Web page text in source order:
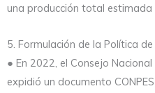
una producción total estimada
5. Formulación de la Política
● En 2022, el Consejo
expidió un documento